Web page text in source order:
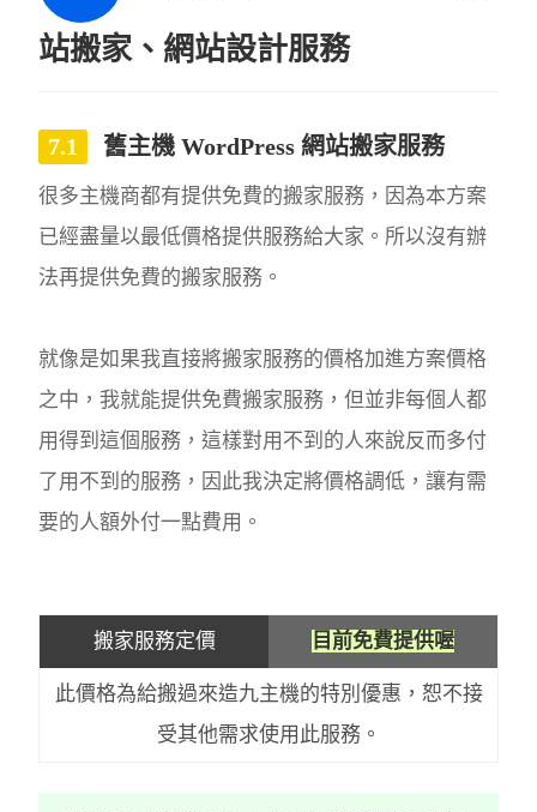
站搬家、網站設計服務
舊主機 WordPress 網站搬家服務
很多主機商都有提供免費的搬家服務，因為本方案
已經盡量以最低價格提供服務給大家。所以沒有辦
法再提供免費的搬家服務。
就像是如果我直接將搬家服務的價格加進方案價格
之中，我就能提供免費搬家服務，但並非每個人都
用得到這個服務，這樣對用不到的人來說反而多付
了用不到的服務，因此我決定將價格調低，讓有需
要的人額外付一點費用。
搬家服務定價 目前免費提供喔
此價格為給搬過來造九主機的特別優惠，恕不接
受其他需求使用此服務。